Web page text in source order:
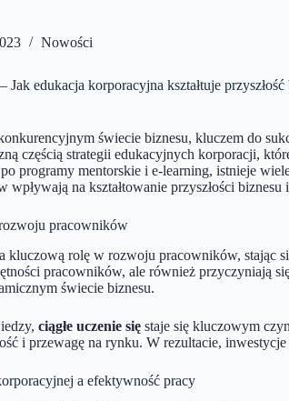
Nowości
edukacja korporacyjna kształtuje przyszłość
świecie biznesu, kluczem do
częścią strategii edukacyjnych korporacji,
programy mentorskie i e-learning, istnieje
na kształtowanie przyszłości
pracowników
kluczową rolę w rozwoju pracowników, stając
pracowników, ale również przyczyniają
świecie biznesu.
ciągłe uczenie się staje się kluczowym
i przewagę na rynku. W rezultacie,
a efektywność pracy